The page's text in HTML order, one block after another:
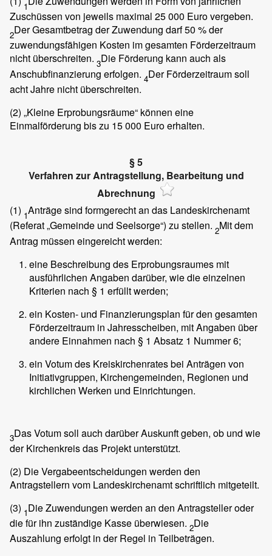
1
Zuschüssen von jeweils maximal 25 000 Euro vergeben.
2Der Gesamtbetrag der Zuwendung darf 50 % der
zuwendungsfähigen Kosten im gesamten Förderzeitraum
nicht überschreiten. 3Die Förderung kann auch als
Anschubfinanzierung erfolgen. 4Der Förderzeitraum soll
acht Jahre nicht überschreiten.
(2) „Kleine Erprobungsräume“ können eine
Einmalförderung bis zu 15 000 Euro erhalten.
§ 5
Verfahren zur Antragstellung, Bearbeitung und
Abrechnung
(1) 1Anträge sind formgerecht an das Landeskirchenamt
(Referat „Gemeinde und Seelsorge“) zu stellen. 2Mit dem
Antrag müssen eingereicht werden:
eine Beschreibung des Erprobungsraumes mit
ausführlichen Angaben darüber, wie die einzelnen
Kriterien nach § 1 erfüllt werden;
ein Kosten- und Finanzierungsplan für den gesamten
Förderzeitraum in Jahresscheiben, mit Angaben über
andere Einnahmen nach § 1 Absatz 1 Nummer 6;
ein Votum des Kreiskirchenrates bei Anträgen von
Initiativgruppen, Kirchengemeinden, Regionen und
kirchlichen Werken und Einrichtungen.
3Das Votum soll auch darüber Auskunft geben, ob und wie
der Kirchenkreis das Projekt unterstützt.
(2) Die Vergabeentscheidungen werden den
Antragstellern vom Landeskirchenamt schriftlich mitgeteilt.
(3) 1Die Zuwendungen werden an den Antragsteller oder
die für ihn zuständige Kasse überwiesen. 2Die
Auszahlung erfolgt in der Regel in Teilbeträgen.